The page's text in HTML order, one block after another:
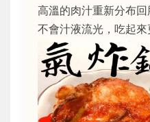
高溫的肉汁重新分布
不會汁液流光，吃起來